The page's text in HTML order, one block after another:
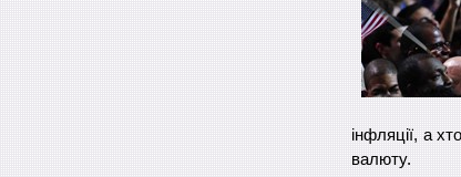
інфляції, а
валюту.